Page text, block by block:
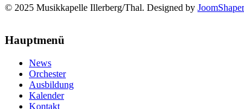
© 2025 Musikkapelle Illerberg/Thal. Designed by JoomShaper
Hauptmenü
News
Orchester
Ausbildung
Kalender
Kontakt